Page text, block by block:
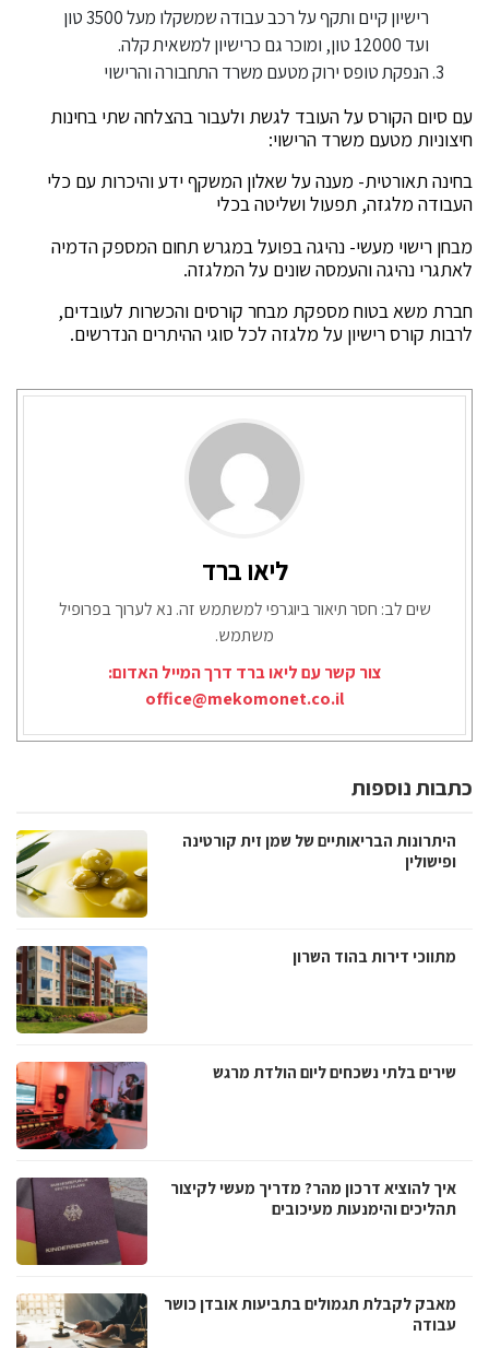
רישיון קיים ותקף על רכב עבודה שמשקלו מעל 3500 טון
ועד 12000 טון, ומוכר גם כרישיון למשאית קלה.
הנפקת טופס ירוק מטעם משרד התחבורה והרישוי
עם סיום הקורס על העובד לגשת ולעבור בהצלחה שתי בחינות
חיצוניות מטעם משרד הרישוי:
בחינה תאורטית- מענה על שאלון המשקף ידע והיכרות עם כלי
העבודה מלגזה, תפעול ושליטה בכלי
מבחן רישוי מעשי- נהיגה בפועל במגרש תחום המספק הדמיה
לאתגרי נהיגה והעמסה שונים על המלגזה.
חברת משא בטוח מספקת מבחר קורסים והכשרות לעובדים,
לרבות קורס רישיון על מלגזה לכל סוגי ההיתרים הנדרשים.
ליאו ברד
שים לב: חסר תיאור ביוגרפי למשתמש זה. נא לערוך בפרופיל
משתמש.
צור קשר עם ליאו ברד דרך המייל האדום:
office@mekomonet.co.il
כתבות נוספות
היתרונות הבריאותיים של שמן זית קורטינה
ופישולין
מתווכי דירות בהוד השרון
שירים בלתי נשכחים ליום הולדת מרגש
איך להוציא דרכון מהר? מדריך מעשי לקיצור
תהליכים והימנעות מעיכובים
מאבק לקבלת תגמולים בתביעות אובדן כושר
עבודה